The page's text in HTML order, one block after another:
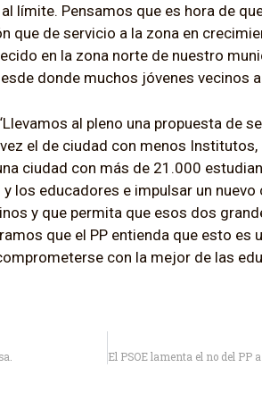
límite. Pensamos que es hora de
que de servicio a la zona en
en la zona norte de nuestro
donde muchos jóvenes vecinos
al pleno una propuesta de
el de ciudad con menos Institutos,
ciudad con más de 21.000
los educadores e impulsar un
y que permita que esos dos
que el PP entienda que esto es
con la mejor de las